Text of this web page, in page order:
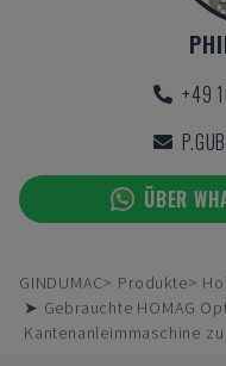
+49
ÜBER
GINDUMAC Produkte
➤ Gebrauchte HOMAG
Kantenanleimmaschine